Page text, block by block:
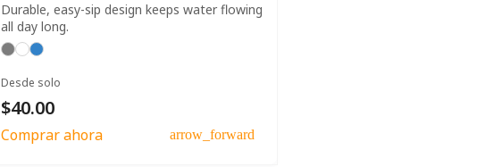
Durable, easy-sip design keeps water flowing
all day long.
Desde solo
$40.00
Comprar ahora arrow_forward